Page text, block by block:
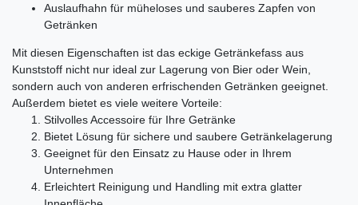
Auslaufhahn für müheloses und sauberes Zapfen von
Getränken
Mit diesen Eigenschaften ist das eckige Getränkefass aus
Kunststoff nicht nur ideal zur Lagerung von Bier oder Wein,
sondern auch von anderen erfrischenden Getränken geeignet.
Außerdem bietet es viele weitere Vorteile:
Stilvolles Accessoire für Ihre Getränke
Bietet Lösung für sichere und saubere Getränkelagerung
Geeignet für den Einsatz zu Hause oder in Ihrem
Unternehmen
Erleichtert Reinigung und Handling mit extra glatter